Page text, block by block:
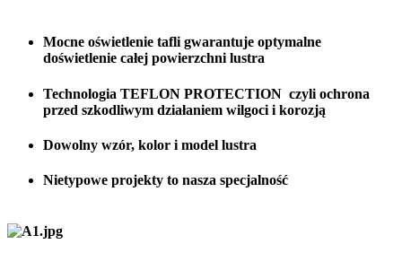
Mocne oświetlenie tafli gwarantuje optymalne
doświetlenie całej powierzchni lustra
Technologia TEFLON PROTECTION czyli ochrona
przed szkodliwym działaniem wilgoci i korozją
Dowolny wzór, kolor i model lustra
Nietypowe projekty to nasza specjalność